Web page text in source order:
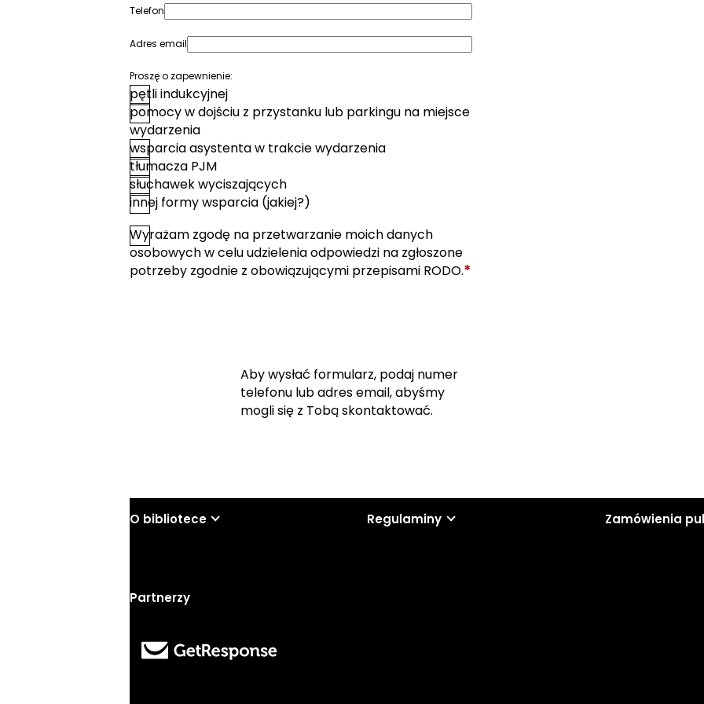
Telefon
Adres email
Proszę o zapewnienie:
pętli indukcyjnej
pomocy w dojściu z przystanku lub parkingu na miejsce
wydarzenia
wsparcia asystenta w trakcie wydarzenia
tłumacza PJM
słuchawek wyciszających
innej formy wsparcia (jakiej?)
Zgoda*
Wyrażam zgodę na przetwarzanie moich danych
osobowych w celu udzielenia odpowiedzi na zgłoszone
potrzeby zgodnie z obowiązującymi przepisami RODO.*
Aby wysłać formularz, podaj numer
telefonu lub adres email, abyśmy
mogli się z Tobą skontaktować.
O bibliotece Regulaminy Zamówienia
Partnerzy